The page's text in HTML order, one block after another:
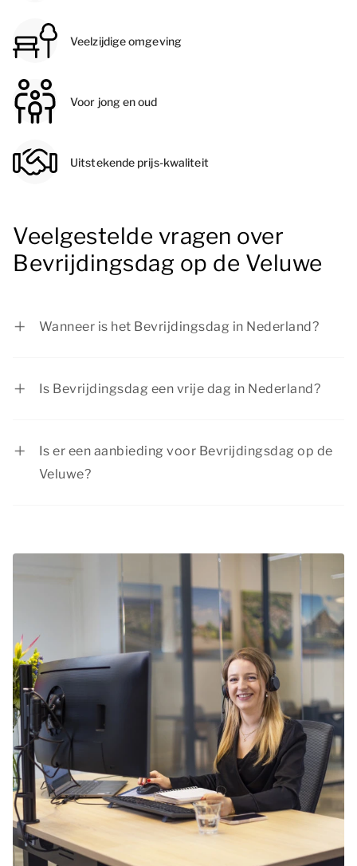
Veelzijdige omgeving
Voor jong en oud
Uitstekende prijs-kwaliteit
Veelgestelde vragen over
Bevrijdingsdag op de Veluwe
Wanneer is het Bevrijdingsdag in Nederland?
Is Bevrijdingsdag een vrije dag in Nederland?
Is er een aanbieding voor Bevrijdingsdag op de
Veluwe?